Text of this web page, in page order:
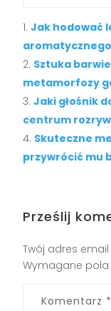
Jak hodować
Sztuka
metamorfozy
Jaki głośnik
centrum
Skuteczne
przywrócić mu
Prześlij
Twój adres
Wymagane